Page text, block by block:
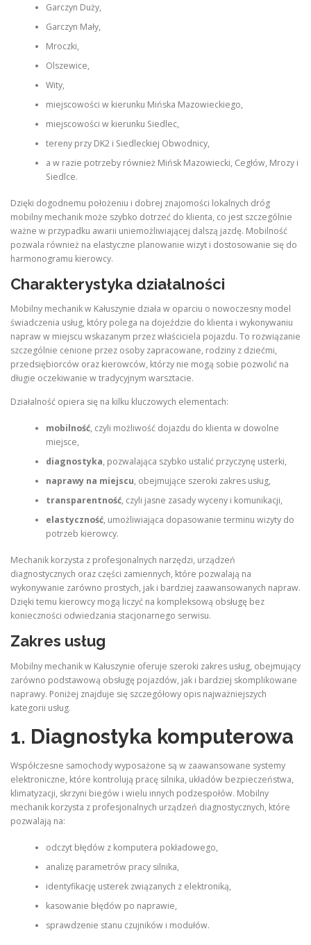
Garczyn Duży,
Garczyn Mały,
Mroczki,
Olszewice,
Wity,
miejscowości w kierunku Mińska Mazowieckiego,
miejscowości w kierunku Siedlec,
tereny przy DK2 i Siedleckiej Obwodnicy,
a w razie potrzeby również Mińsk Mazowiecki, Cegłów, Mrozy i
Siedlce.
Dzięki dogodnemu położeniu i dobrej znajomości lokalnych dróg
mobilny mechanik może szybko dotrzeć do klienta, co jest szczególnie
ważne w przypadku awarii uniemożliwiającej dalszą jazdę. Mobilność
pozwala również na elastyczne planowanie wizyt i dostosowanie się do
harmonogramu kierowcy.
Charakterystyka działalności
Mobilny mechanik w Kałuszynie działa w oparciu o nowoczesny model
świadczenia usług, który polega na dojeździe do klienta i wykonywaniu
napraw w miejscu wskazanym przez właściciela pojazdu. To rozwiązanie
szczególnie cenione przez osoby zapracowane, rodziny z dziećmi,
przedsiębiorców oraz kierowców, którzy nie mogą sobie pozwolić na
długie oczekiwanie w tradycyjnym warsztacie.
Działalność opiera się na kilku kluczowych elementach:
mobilność, czyli możliwość dojazdu do klienta w dowolne
miejsce,
diagnostyka, pozwalająca szybko ustalić przyczynę usterki,
naprawy na miejscu, obejmujące szeroki zakres usług,
transparentność, czyli jasne zasady wyceny i komunikacji,
elastyczność, umożliwiająca dopasowanie terminu wizyty do
potrzeb kierowcy.
Mechanik korzysta z profesjonalnych narzędzi, urządzeń
diagnostycznych oraz części zamiennych, które pozwalają na
wykonywanie zarówno prostych, jak i bardziej zaawansowanych napraw.
Dzięki temu kierowcy mogą liczyć na kompleksową obsługę bez
konieczności odwiedzania stacjonarnego serwisu.
Zakres usług
Mobilny mechanik w Kałuszynie oferuje szeroki zakres usług, obejmujący
zarówno podstawową obsługę pojazdów, jak i bardziej skomplikowane
naprawy. Poniżej znajduje się szczegółowy opis najważniejszych
kategorii usług.
1. Diagnostyka komputerowa
Współczesne samochody wyposażone są w zaawansowane systemy
elektroniczne, które kontrolują pracę silnika, układów bezpieczeństwa,
klimatyzacji, skrzyni biegów i wielu innych podzespołów. Mobilny
mechanik korzysta z profesjonalnych urządzeń diagnostycznych, które
pozwalają na:
odczyt błędów z komputera pokładowego,
analizę parametrów pracy silnika,
identyfikację usterek związanych z elektroniką,
kasowanie błędów po naprawie,
sprawdzenie stanu czujników i modułów.